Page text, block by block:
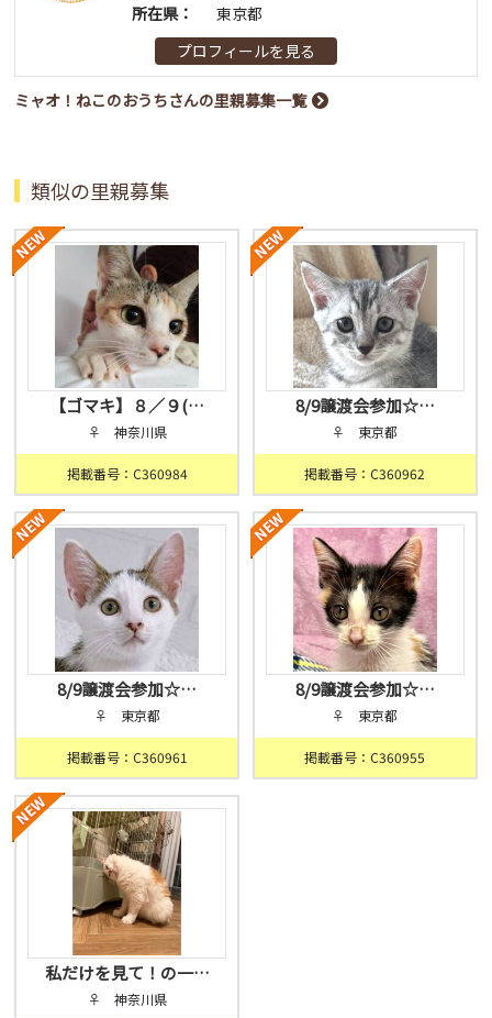
所在県：
東京都
プロフィールを見る
ミャオ！ねこのおうちさんの里親募集一覧
類似の里親募集
【ゴマキ】８／９(…
♀ 神奈川県
掲載番号：C360984
8/9譲渡会参加☆…
♀ 東京都
掲載番号：C360962
8/9譲渡会参加☆…
♀ 東京都
掲載番号：C360961
8/9譲渡会参加☆…
♀ 東京都
掲載番号：C360955
私だけを見て！の一…
♀ 神奈川県